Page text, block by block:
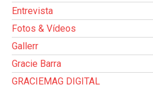
Entrevista
Fotos & Vídeos
Gallerr
Gracie Barra
GRACIEMAG DIGITAL